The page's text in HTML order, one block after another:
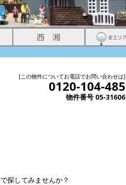
[この物件についてお電話でお問い合わせは]
0120-104-485
物件番号 05-31606
探してみませんか？